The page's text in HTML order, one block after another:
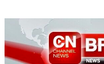
to
content